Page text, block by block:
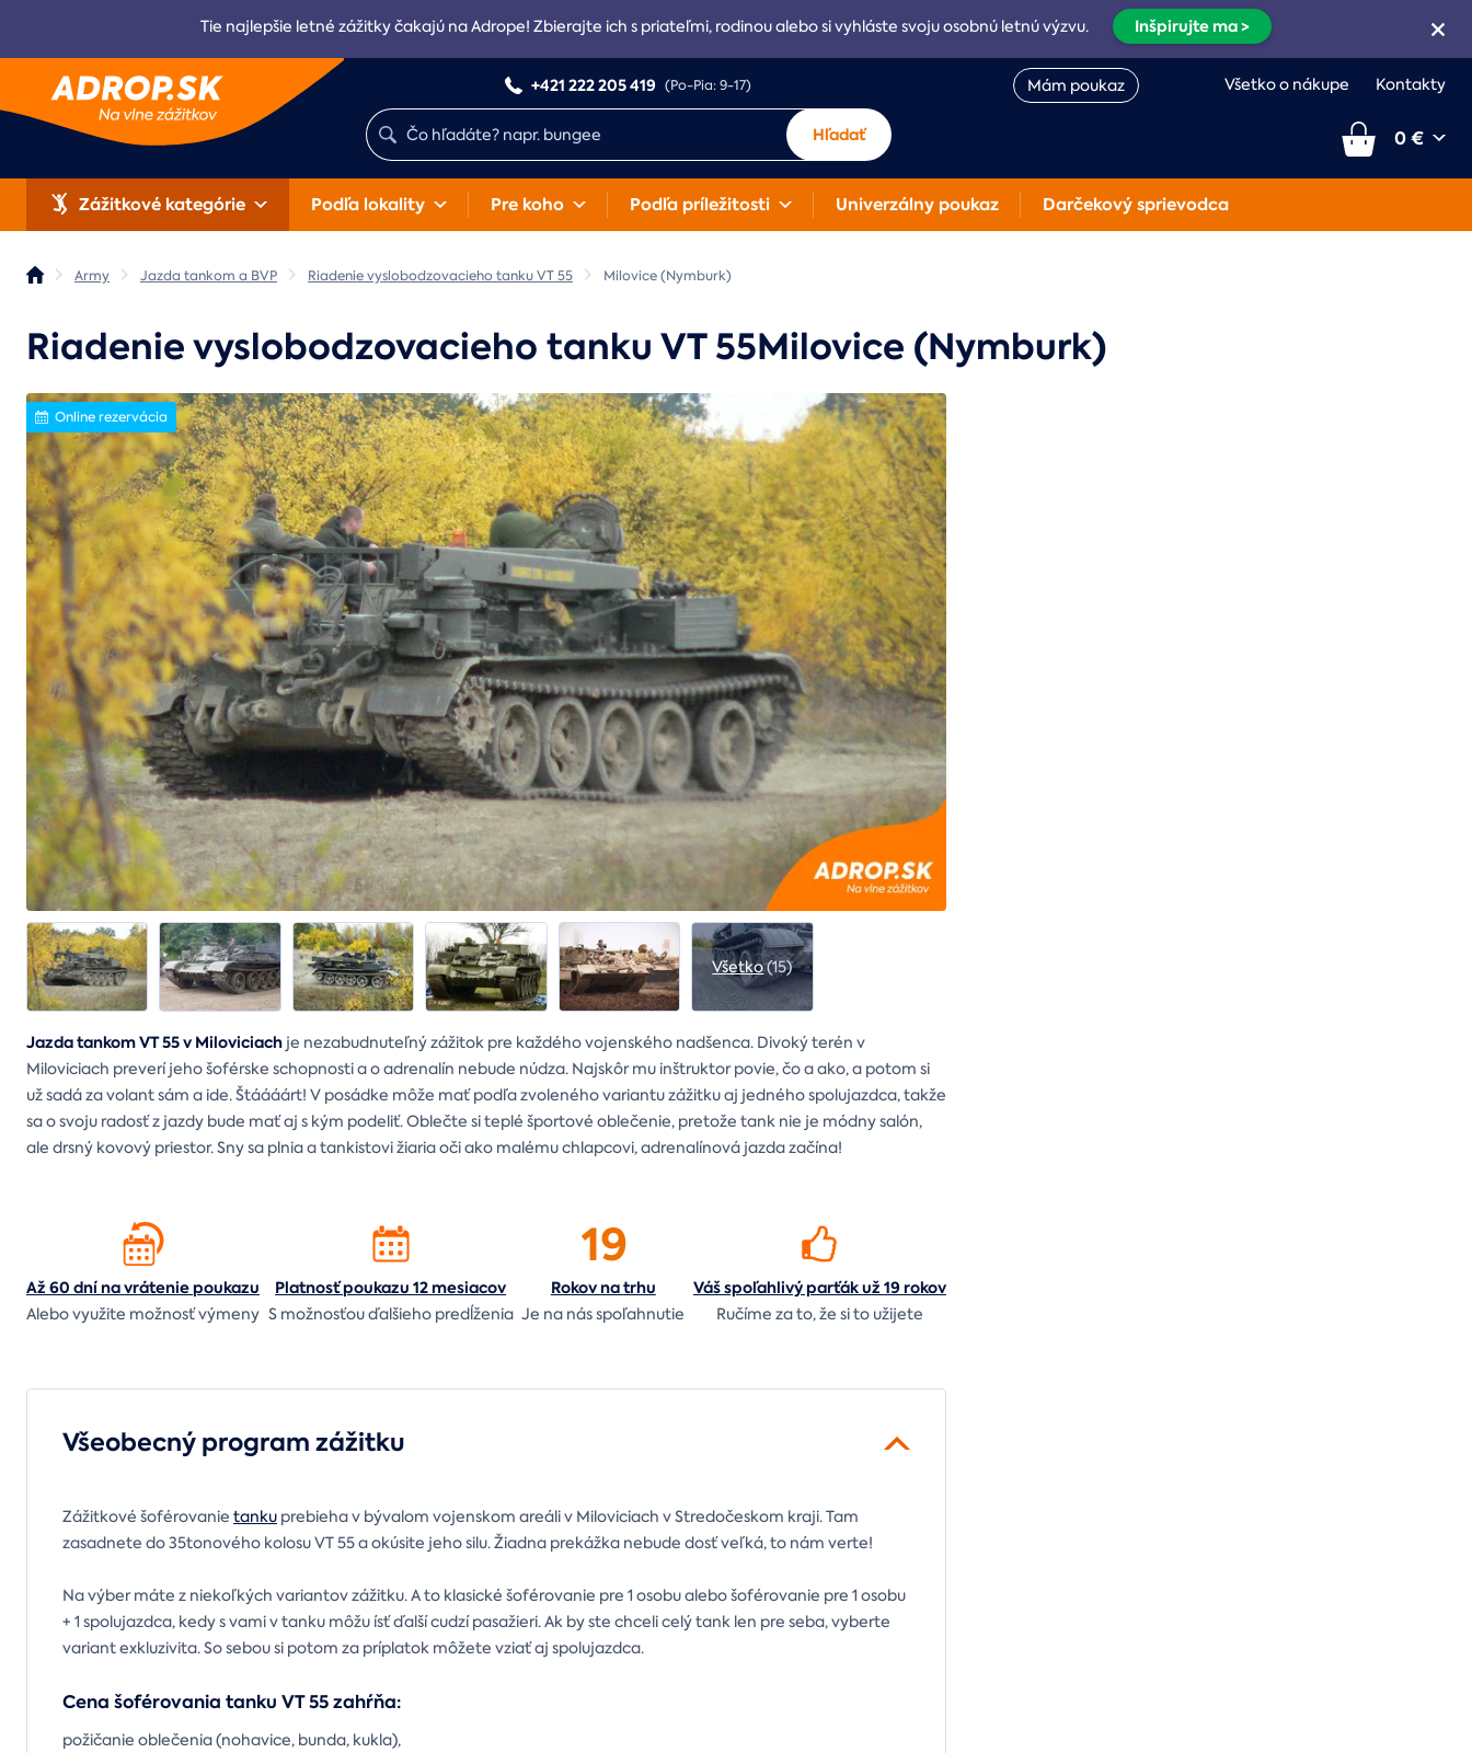
Tie najlepšie letné zážitky čakajú na Adrope! Zbierajte ich s priateľmi, rodinou alebo si vyhláste svoju osobnú letnú výzvu. Inšpirujte ma >
+421 222 205 419 (Po-Pia: 9-17) Mám poukaz Všetko o nákupe Kontakty
Hľadať 0 €
Zážitkové kategórie Podľa lokality Pre koho Podľa príležitosti Univerzálny poukaz Darčekový sprievodca
Army Jazda tankom a BVP Riadenie vyslobodzovacieho tanku VT 55 Milovice (Nymburk)
Riadenie vyslobodzovacieho tanku VT 55Milovice (Nymburk)
Online rezervácia
Všetko(15)
Jazda tankom VT 55 v Miloviciach je nezabudnuteľný zážitok pre každého vojenského nadšenca. Divoký terén v
Miloviciach preverí jeho šoférske schopnosti a o adrenalín nebude núdza. Najskôr mu inštruktor povie, čo a ako, a potom si
už sadá za volant sám a ide. Štáááárt! V posádke môže mať podľa zvoleného variantu zážitku aj jedného spolujazdca, takže
sa o svoju radosť z jazdy bude mať aj s kým podeliť. Oblečte si teplé športové oblečenie, pretože tank nie je módny salón,
ale drsný kovový priestor. Sny sa plnia a tankistovi žiaria oči ako malému chlapcovi, adrenalínová jazda začína!
Až 60 dní na vráteniepoukazu
Alebo využite možnosť výmeny
Platnosť poukazu 12 mesiacov
S možnosťou ďalšieho predĺženia
19
Rokov natrhu
Je na násspoľahnutie
Váš spoľahlivý parťák už 19 rokov
Ručíme za to,že si to užijete
Všeobecný program zážitku
Zážitkové šoférovanie tanku prebieha v bývalom vojenskom areáli v Miloviciach v Stredočeskom kraji. Tam
zasadnete do 35tonového kolosu VT 55 a okúsite jeho silu. Žiadna prekážka nebude dosť veľká, to nám verte!
Na výber máte z niekoľkých variantov zážitku. A to klasické šoférovanie pre 1 osobu alebo šoférovanie pre 1 osobu
+ 1 spolujazdca, kedy s vami v tanku môžu ísť ďalší cudzí pasažieri. Ak by ste chceli celý tank len pre seba, vyberte
variant exkluzivita. So sebou si potom za príplatok môžete vziať aj spolujazdca.
Cena šoférovania tanku VT 55 zahŕňa:
požičanie oblečenia (nohavice, bunda, kukla),